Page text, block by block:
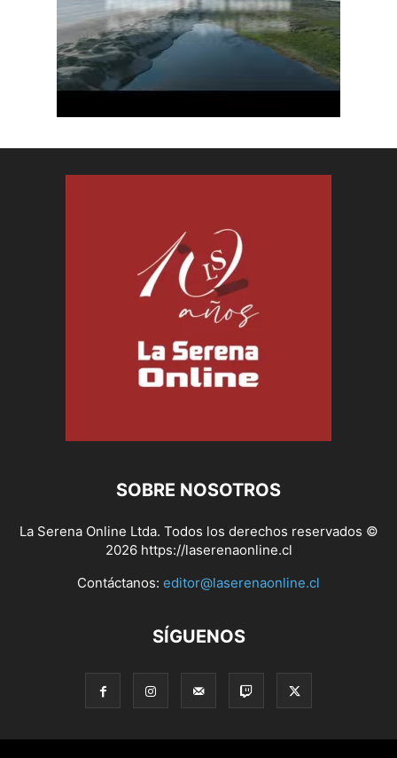
SOBRE NOSOTROS
La Serena Online Ltda. Todos los derechos reservados ©
2026 https://laserenaonline.cl
Contáctanos: editor@laserenaonline.cl
SÍGUENOS